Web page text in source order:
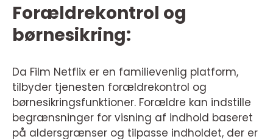
Forældrekontrol og
børnesikring:
Da Film Netflix er en familievenlig platform,
tilbyder tjenesten forældrekontrol og
børnesikringsfunktioner. Forældre kan indstille
begrænsninger for visning af indhold baseret
på aldersgrænser og tilpasse indholdet, der er